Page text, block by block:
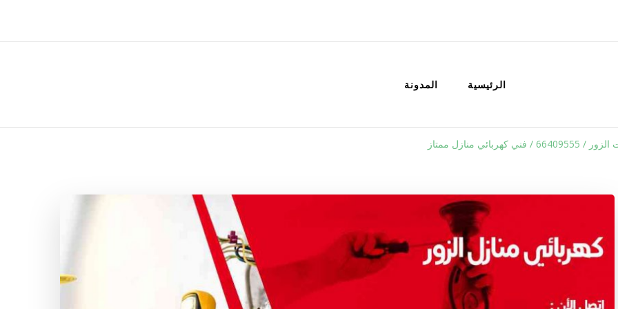
الرئيسية المدونة
كهربائي منازل ممتاز